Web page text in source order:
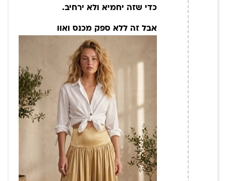
כדי שזה יחמיא ולא ירחיב.
אבל זה ללא ספק מכנס ואוו